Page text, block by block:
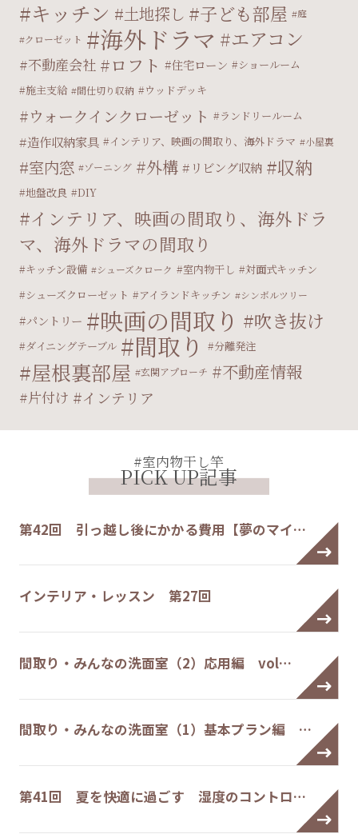
キッチン 土地探し 子ども部屋
庭
クローゼット
海外ドラマ エアコン
不動産会社 ロフト 住宅ローン
ショールーム
施主支給
間仕切り収納 ウッドデッキ
ウォークインクローゼット ランドリールーム
造作収納家具 インテリア、映画の間取り、海外ドラマ 小屋裏
室内窓 ゾーニング 外構 リビング収納 収納
地盤改良 DIY
インテリア、映画の間取り、海外ドラ
マ、海外ドラマの間取り
キッチン設備 シューズクローク 室内物干し
対面式キッチン
シューズクローゼット
アイランドキッチン シンボルツリー
パントリー 映画の間取り 吹き抜け
ダイニングテーブル 間取り 分離発注
屋根裏部屋 玄関アプローチ 不動産情報
片付け インテリア
#室内物干し竿
PICK UP記事
第42回 引っ越し後にかかる費用【夢のマイ…
インテリア・レッスン 第27回
間取り・みんなの洗面室（2）応用編 vol…
間取り・みんなの洗面室（1）基本プラン編 …
第41回 夏を快適に過ごす 湿度のコントロ…